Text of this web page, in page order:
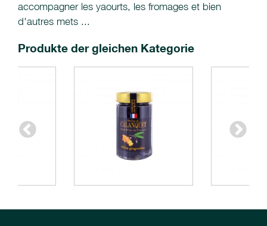
accompagner les yaourts, les fromages et bien
d'autres mets ...
Produkte der gleichen Kategorie